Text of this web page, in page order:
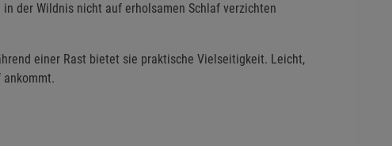
der Wildnis nicht auf erholsamen Schlaf verzichten
einer Rast bietet sie praktische Vielseitigkeit. Leicht,